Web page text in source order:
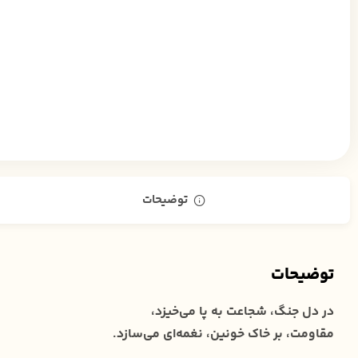
توضیحات
توضیحات
در دل جنگ، شجاعت به پا می‌خیزد،
مقاومت، بر خاک خونین، نغمه‌ای می‌سازد.